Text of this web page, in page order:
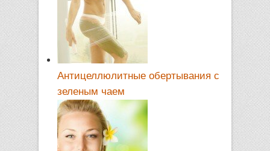
Антицеллюлитные обертывания с
зеленым чаем